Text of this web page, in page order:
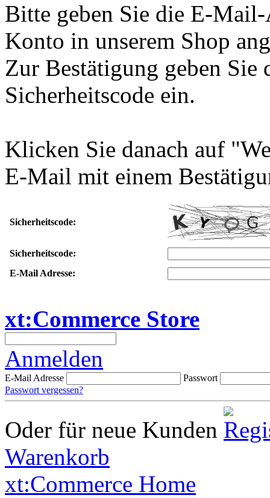
Bitte geben Sie die E-
Konto in unserem Shop
Zur Bestätigung geben Sie
Sicherheitscode ein.
Klicken Sie danach auf
E-Mail mit einem
Sicherheitscode:
Sicherheitscode:
E-Mail Adresse:
xt:Commerce Store
Anmelden
E-Mail Adresse
Passwort
Passwort vergessen?
Oder für neue Kunden
Warenkorb
xt:Commerce Home